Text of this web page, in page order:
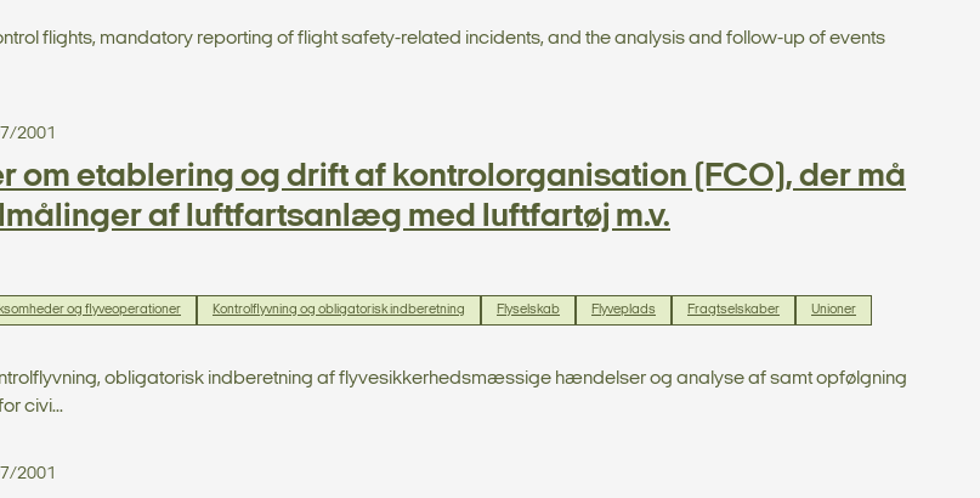
flights, mandatory reporting of flight safety-related incidents, and the analysis and follow-up of events
2001
om etablering og drift af kontrolorganisation (FCO), der må
af luftfartsanlæg med luftfartøj m.v.
og flyveoperationer Kontrolflyvning og obligatorisk indberetning Flyselskab Flyveplads Fragtselskaber Unioner
obligatorisk indberetning af flyvesikkerhedsmæssige hændelser og analyse af samt opfølgning
civi...
2001